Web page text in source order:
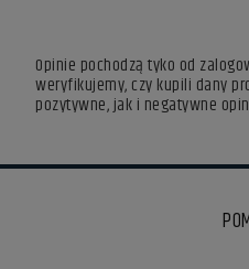
Opinie pochodzą tyko od
weryfikujemy, czy kupili dany
pozytywne, jak i negatywne